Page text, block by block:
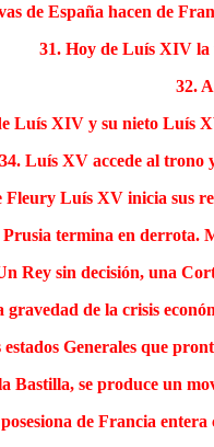
de España hacen de
31. Hoy de Luís XIV la
32.
Luís XIV y su nieto Luís
34. Luís XV accede al trono
Fleury Luís XV inicia sus
termina en derrota.
Rey sin decisión, una
gravedad de la crisis
Generales que
Bastilla, se produce un
de Francia